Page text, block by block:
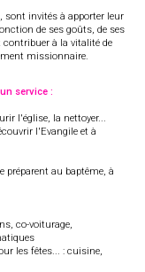
sont invités à apporter leur
de ses goûts, de ses
à la vitalité de
missionnaire.
service :
l'église, la nettoyer...
l'Evangile et à
préparent au baptême, à
co-voiturage,
les fêtes... : cuisine,